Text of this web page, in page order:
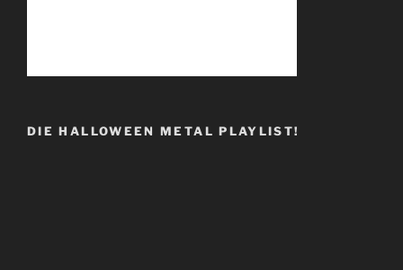
DIE HALLOWEEN METAL PLAYLIST!